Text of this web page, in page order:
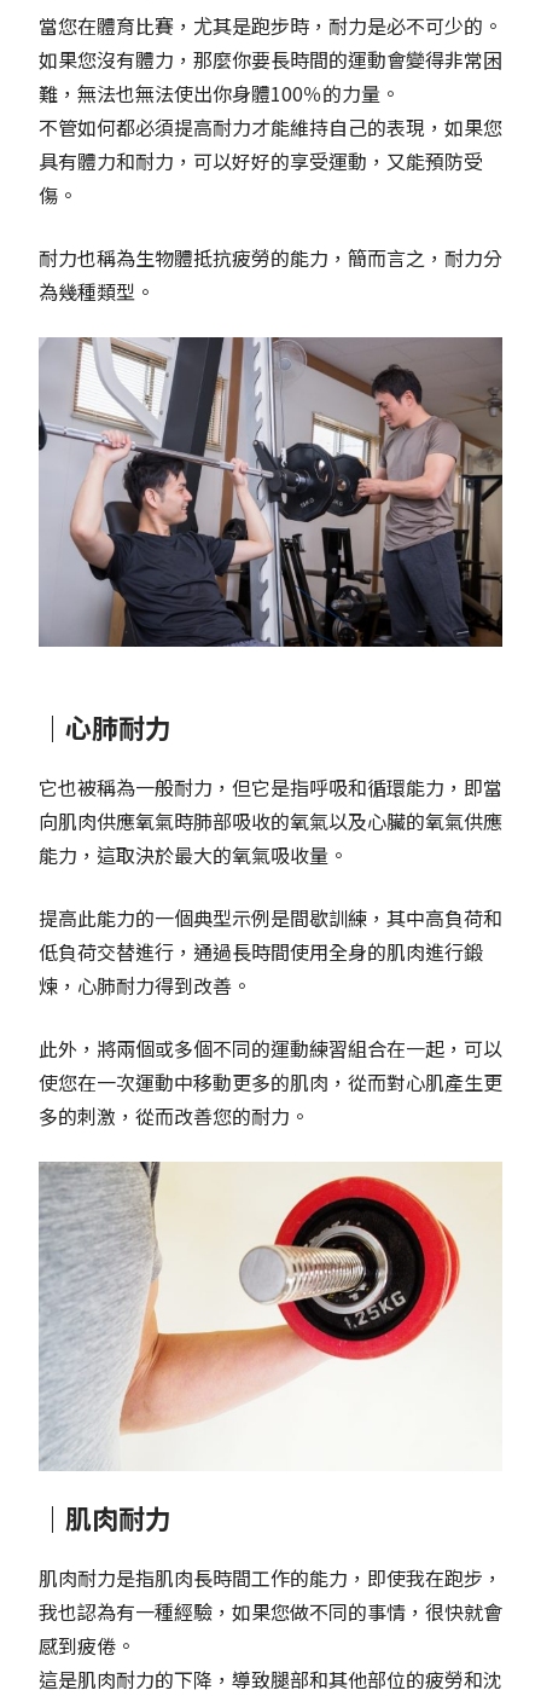
當您在體育比賽，尤其是跑步時，耐力是必不可少的。
如果您沒有體力，那麼你要長時間的運動會變得非常困
難，無法也無法使出你身體100％的力量。
不管如何都必須提高耐力才能維持自己的表現，如果您
具有體力和耐力，可以好好的享受運動，又能預防受
傷。
耐力也稱為生物體抵抗疲勞的能力，簡而言之，耐力分
為幾種類型。
｜心肺耐力
它也被稱為一般耐力，但它是指呼吸和循環能力，即當
向肌肉供應氧氣時肺部吸收的氧氣以及心臟的氧氣供應
能力，這取決於最大的氧氣吸收量。
提高此能力的一個典型示例​​是間歇訓練，其中高負荷和
低負荷交替進行，通過長時間使用全身的肌肉進行鍛
煉，心肺耐力得到改善。
此外，將兩個或多個不同的運動練習組合在一起，可以
使您在一次運動中移動更多的肌肉，從而對心肌產生更
多的刺激，從而改善您的耐力。
｜肌肉耐力
肌肉耐力是指肌肉長時間工作的能力，即使我在跑步，
我也認為有一種經驗，如果您做不同的事情，很快就會
感到疲倦。
這是肌肉耐力的下降，導致腿部和其他部位的疲勞和沈